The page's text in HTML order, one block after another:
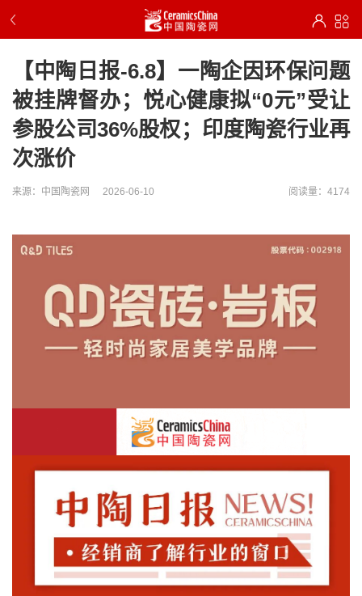
【中陶日报-6.8】一陶企因环保问题
被挂牌督办；悦心健康拟“0元”受让
参股公司36%股权；印度陶瓷行业再
次涨价
来源：中国陶瓷网 2026-06-10 阅读量：4174